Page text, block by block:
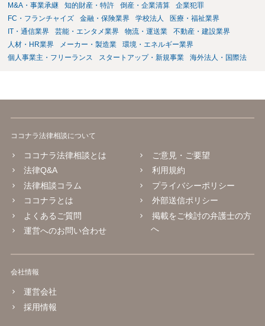
M&A・事業承継
知的財産・特許 倒産・企業清算
企業犯罪
FC・フランチャイズ
金融・保険業界 学校法人
医療・福祉業界
IT・通信業界
芸能・エンタメ業界 物流・運送業
不動産・建設業界
人材・HR業界
メーカー・製造業
環境・エネルギー業界
個人事業主・フリーランス
スタートアップ・新規事業 海外法人・国際法
ココナラ法律相談について
ココナラ法律相談とは
法律Q&A
法律相談コラム
ココナラとは
よくあるご質問
運営へのお問い合わせ
ご意見・ご要望
利用規約
プライバシーポリシー
外部送信ポリシー
掲載をご検討の弁護士の方
へ
会社情報
運営会社
採用情報